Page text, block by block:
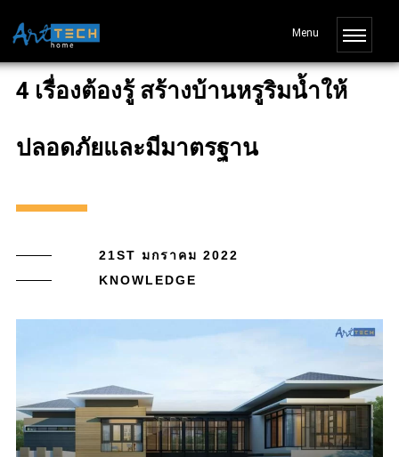
4 เรื่องต้องรู้ สร้างบ้านหรูริมน้ำให้
ปลอดภัยและมีมาตรฐาน
21ST มกราคม 2022
KNOWLEDGE